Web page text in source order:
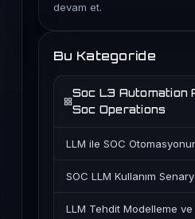
devam et.
Bu Kategoride
Soc L3 Automation
Soc Operations
LLM ile SOC
SOC LLM Kullanım
LLM Tehdit Modelleme ve